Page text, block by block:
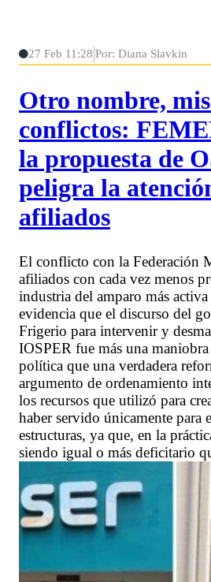
27 Feb 11:28 Por: Diana Slavkin
Otro nombre,
conflictos:
la propuesta de
peligra la
afiliados
El conflicto con la Federación
afiliados con cada vez menos
industria del amparo más
evidencia que el discurso del
Frigerio para intervenir y
IOSPER fue más una
política que una verdadera
argumento de ordenamiento
los recursos que utilizó para
haber servido únicamente para
estructuras, ya que, en la
siendo igual o más deficitario